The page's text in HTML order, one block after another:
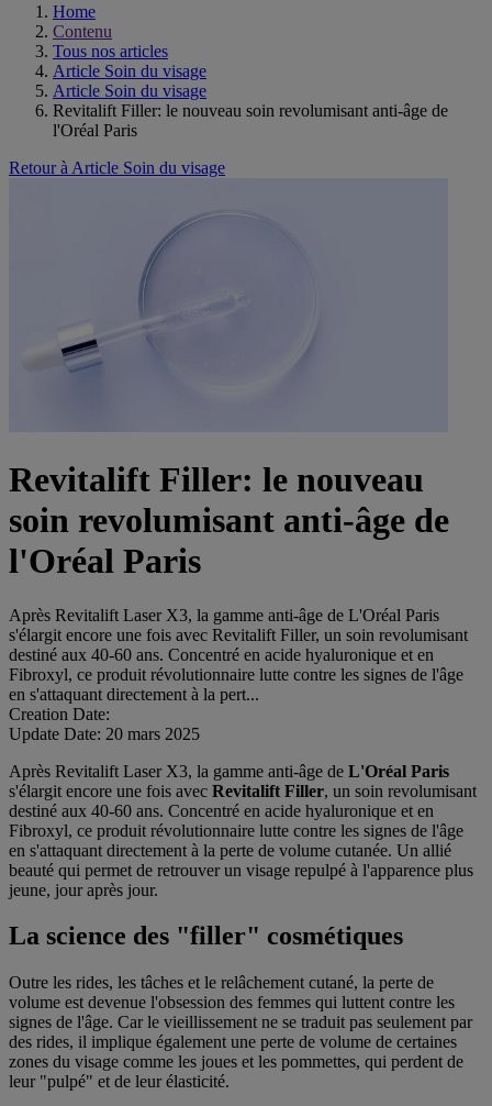
Home
Contenu
Tous nos articles
Article Soin du visage
Article Soin du visage
Revitalift Filler: le nouveau soin revolumisant anti-âge de
l'Oréal Paris
Retour à Article Soin du visage
Revitalift Filler: le nouveau
soin revolumisant anti-âge de
l'Oréal Paris
Après Revitalift Laser X3, la gamme anti-âge de L'Oréal Paris
s'élargit encore une fois avec Revitalift Filler, un soin revolumisant
destiné aux 40-60 ans. Concentré en acide hyaluronique et en
Fibroxyl, ce produit révolutionnaire lutte contre les signes de l'âge
en s'attaquant directement à la pert...
Creation Date:
Update Date: 20 mars 2025
Après Revitalift Laser X3, la gamme anti-âge de L'Oréal Paris
s'élargit encore une fois avec Revitalift Filler, un soin revolumisant
destiné aux 40-60 ans. Concentré en acide hyaluronique et en
Fibroxyl, ce produit révolutionnaire lutte contre les signes de l'âge
en s'attaquant directement à la perte de volume cutanée. Un allié
beauté qui permet de retrouver un visage repulpé à l'apparence plus
jeune, jour après jour.
La science des "filler" cosmétiques
Outre les rides, les tâches et le relâchement cutané, la perte de
volume est devenue l'obsession des femmes qui luttent contre les
signes de l'âge. Car le vieillissement ne se traduit pas seulement par
des rides, il implique également une perte de volume de certaines
zones du visage comme les joues et les pommettes, qui perdent de
leur "pulpé" et de leur élasticité.